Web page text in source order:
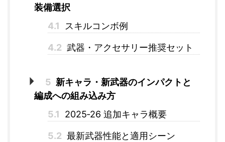
装備選択
4.1
スキルコンボ例
4.2 武器・アクセサリー推奨セット
5 新キャラ・新武器のインパクトと
編成への組み込み方
5.1
2025‑26 追加キャラ概要
5.2 最新武器性能と適用シーン